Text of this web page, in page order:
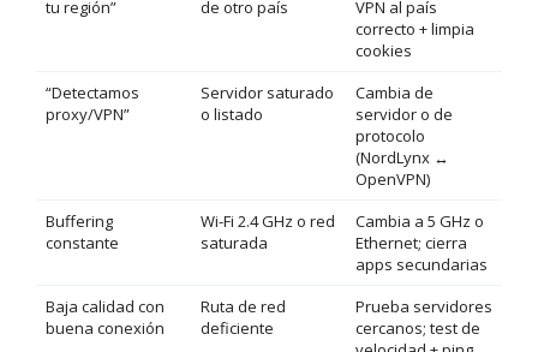
tu región”
de otro país
VPN al país
correcto + limpia
cookies
“Detectamos
proxy/VPN”
Servidor saturado
o listado
Cambia de
servidor o de
protocolo
(NordLynx ↔
OpenVPN)
Buffering
constante
Wi-Fi 2.4 GHz o red
saturada
Cambia a 5 GHz o
Ethernet; cierra
apps secundarias
Baja calidad con
buena conexión
Ruta de red
deficiente
Prueba servidores
cercanos; test de